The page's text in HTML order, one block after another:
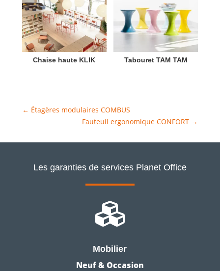
Chaise haute KLIK Tabouret TAM TAM
← Étagères modulaires COMBUS
Fauteuil ergonomique CONFORT →
Les garanties de services Planet Office

Mobilier
Neuf & Occasion